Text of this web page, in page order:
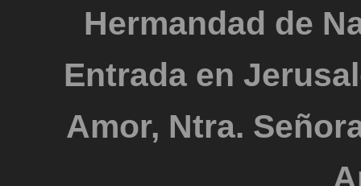
Hermandad de
Entrada en
Amor, Ntra.